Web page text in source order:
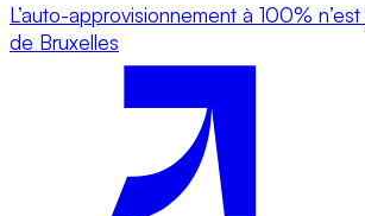
L’auto-approvisionnement à 100%
de Bruxelles